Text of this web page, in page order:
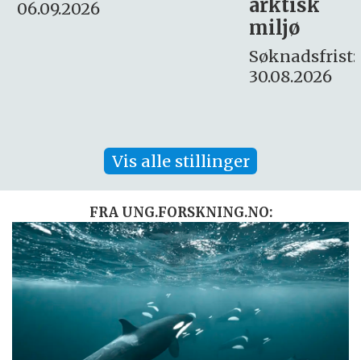
Søknadsfrist:
16. august.
Vis alle stillinger
FRA UNG.FORSKNING.NO: